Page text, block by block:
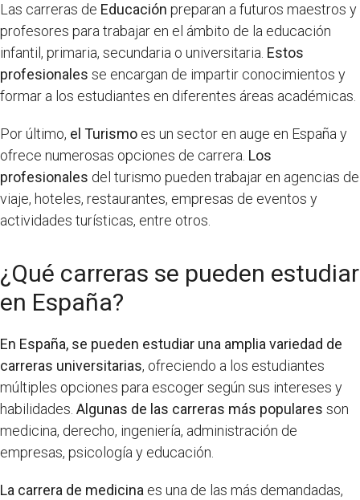
Las carreras de Educación preparan a futuros maestros y
profesores para trabajar en el ámbito de la educación
infantil, primaria, secundaria o universitaria. Estos
profesionales se encargan de impartir conocimientos y
formar a los estudiantes en diferentes áreas académicas.
Por último, el Turismo es un sector en auge en España y
ofrece numerosas opciones de carrera. Los
profesionales del turismo pueden trabajar en agencias de
viaje, hoteles, restaurantes, empresas de eventos y
actividades turísticas, entre otros.
¿Qué carreras se pueden estudiar
en España?
En España, se pueden estudiar una amplia variedad de
carreras universitarias, ofreciendo a los estudiantes
múltiples opciones para escoger según sus intereses y
habilidades. Algunas de las carreras más populares son
medicina, derecho, ingeniería, administración de
empresas, psicología y educación.
La carrera de medicina es una de las más demandadas,